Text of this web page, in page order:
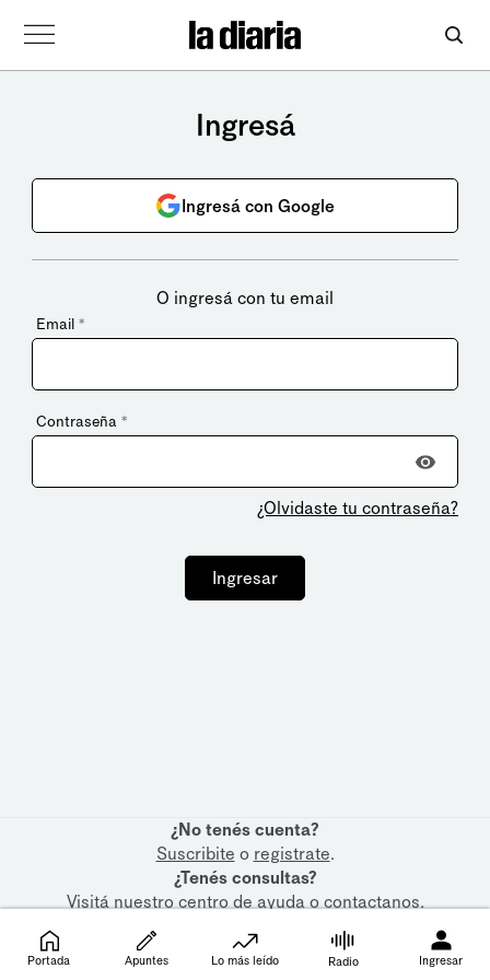
Ingresá
Ingresá con Google
O ingresá con tu email
Email *
Contraseña *
¿Olvidaste tu contraseña?
Ingresar
¿No tenés cuenta?
Suscribite o registrate.
¿Tenés consultas?
Visitá nuestrocentro de ayudaocontactanos.
Portada Apuntes Lo más leído Radio Ingresar